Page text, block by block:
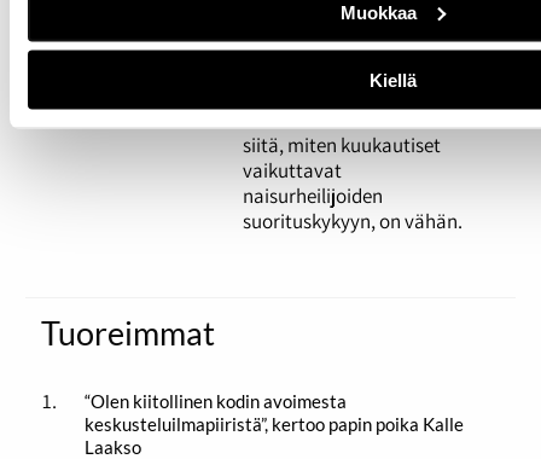
Muokkaa
Kiellä
mietitty esimerkiksi sitä, miten
ottaa
huomioon kuukautiskierto ja
siitä, miten kuukautiset
vaikuttavat
naisurheilijoiden
suorituskykyyn, on vähän.
Tuoreimmat
“Olen kiitollinen kodin avoimesta
keskusteluilmapiiristä”, kertoo papin poika Kalle
Laakso